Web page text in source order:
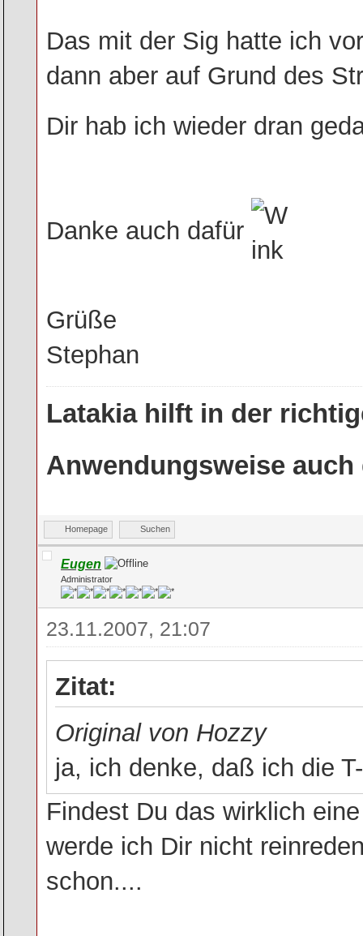
Das mit der Sig hatte ich
dann aber auf Grund des
Dir hab ich wieder dran
Danke auch dafür
Grüße
Stephan
Latakia hilft in der
Anwendungsweise auch
Homepage Suchen
Eugen
Administrator
23.11.2007, 21:07
Zitat:
Original von Hozzy
ja, ich denke, daß ich die
Findest Du das wirklich
werde ich Dir nicht
schon....